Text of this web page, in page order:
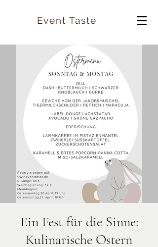
Event Taste
Ein Fest für die Sinne:
Kulinarische Ostern